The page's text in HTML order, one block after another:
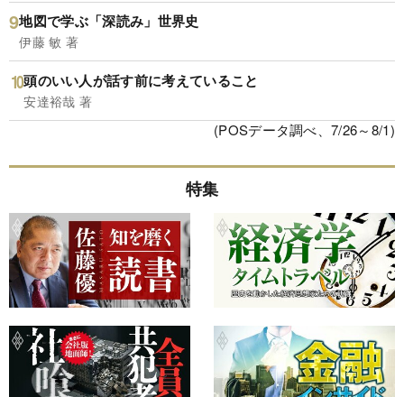
地図で学ぶ「深読み」世界史
伊藤 敏 著
頭のいい人が話す前に考えていること
安達裕哉 著
(POSデータ調べ、7/26～8/1)
特集